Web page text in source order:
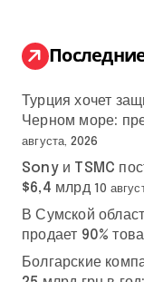
н
ц
и
я
з
а
:
Турция хочет
Черном море:
августа, 2026
Sony и TSMC
$6,4 млрд 10
В Сумской
продает 90%
Болгарские